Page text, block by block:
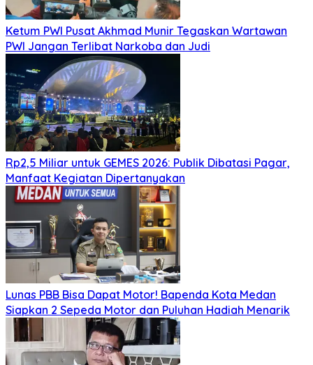
Ketum PWI Pusat Akhmad Munir Tegaskan Wartawan
PWI Jangan Terlibat Narkoba dan Judi
Rp2,5 Miliar untuk GEMES 2026: Publik Dibatasi Pagar,
Manfaat Kegiatan Dipertanyakan
Lunas PBB Bisa Dapat Motor! Bapenda Kota Medan
Siapkan 2 Sepeda Motor dan Puluhan Hadiah Menarik